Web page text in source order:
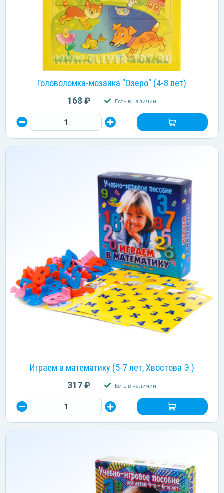
Головоломка-мозаика "Озеро" (4-8 лет)
168 ₽ Есть в наличии
Играем в математику (5-7 лет, Хвостова Э.)
317 ₽ Есть в наличии